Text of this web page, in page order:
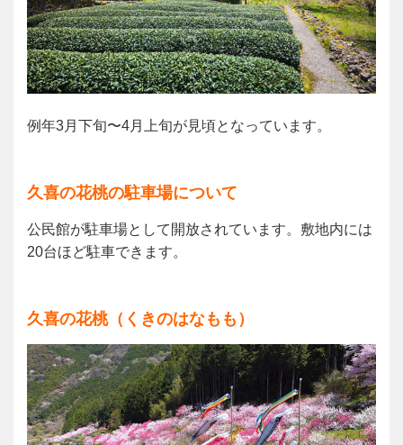
例年3月下旬〜4月上旬が見頃となっています。
久喜の花桃の駐車場について
公民館が駐車場として開放されています。敷地内には
20台ほど駐車できます。
久喜の花桃（くきのはなもも）